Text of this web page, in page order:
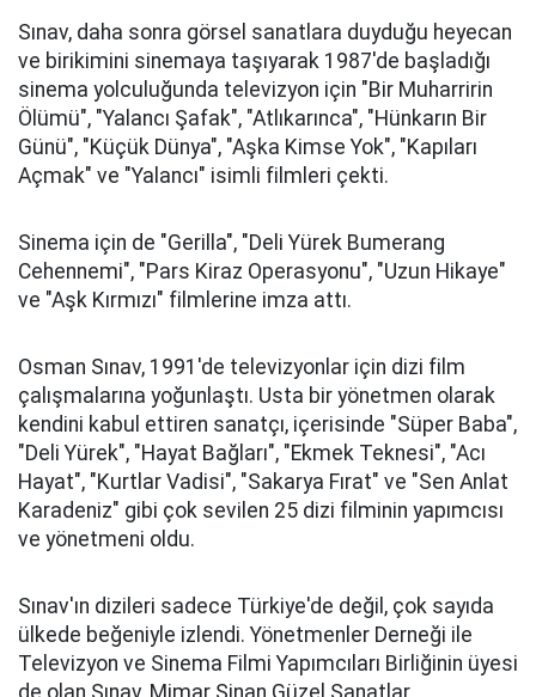
Sınav, daha sonra görsel sanatlara duyduğu heyecan
ve birikimini sinemaya taşıyarak 1987'de başladığı
sinema yolculuğunda televizyon için "Bir Muharririn
Ölümü", "Yalancı Şafak", "Atlıkarınca", "Hünkarın Bir
Günü", "Küçük Dünya", "Aşka Kimse Yok", "Kapıları
Açmak" ve "Yalancı" isimli filmleri çekti.
Sinema için de "Gerilla", "Deli Yürek Bumerang
Cehennemi", "Pars Kiraz Operasyonu", "Uzun Hikaye"
ve "Aşk Kırmızı" filmlerine imza attı.
Osman Sınav, 1991'de televizyonlar için dizi film
çalışmalarına yoğunlaştı. Usta bir yönetmen olarak
kendini kabul ettiren sanatçı, içerisinde "Süper Baba",
"Deli Yürek", "Hayat Bağları", "Ekmek Teknesi", "Acı
Hayat", "Kurtlar Vadisi", "Sakarya Fırat" ve "Sen Anlat
Karadeniz" gibi çok sevilen 25 dizi filminin yapımcısı
ve yönetmeni oldu.
Sınav'ın dizileri sadece Türkiye'de değil, çok sayıda
ülkede beğeniyle izlendi. Yönetmenler Derneği ile
Televizyon ve Sinema Filmi Yapımcıları Birliğinin üyesi
de olan Sınav, Mimar Sinan Güzel Sanatlar